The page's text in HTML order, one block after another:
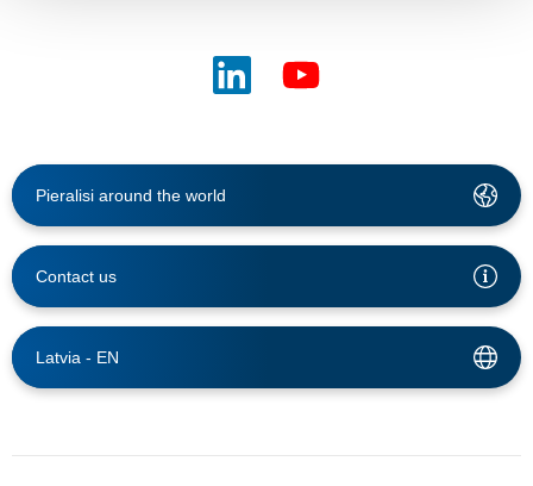
Pieralisi around the world
Contact us
Latvia - EN